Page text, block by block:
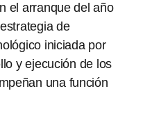
el arranque del año
de
iniciada por
y ejecución de los
una función